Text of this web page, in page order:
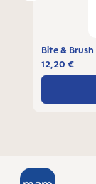
Bite &
12,20 €